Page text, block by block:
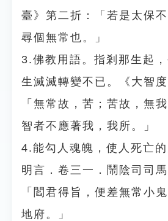
臺》第二折：「若是太保
尋個無常也。」
3.佛教用語。指剎那生起
生滅滅轉變不已。《大智度
「無常故，苦；苦故，無
智者不應著我，我所。」
4.能勾人魂魄，使人死亡
明言．卷三一．鬧陰司司馬
「閻君得旨，便差無常小
地府。」